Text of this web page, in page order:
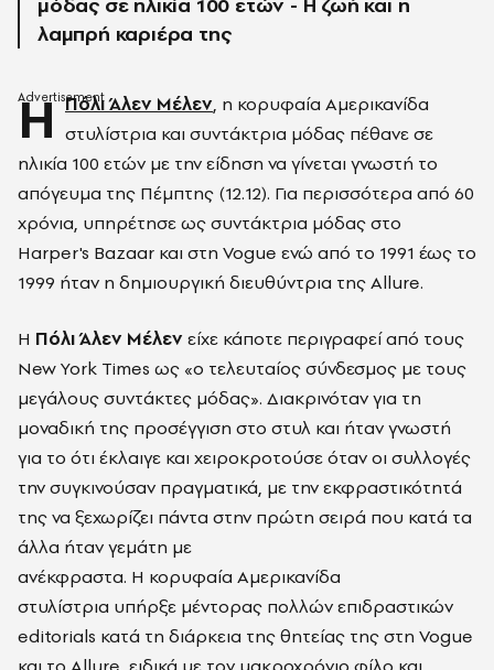
λαμπρή καριέρα της
Η Πόλι Άλεν Μέλεν, η κορυφαία Αμερικανίδα
στυλίστρια και συντάκτρια μόδας πέθανε σε
ηλικία 100 ετών με την είδηση να γίνεται γνωστή το
απόγευμα της Πέμπτης (12.12). Για περισσότερα από 60
χρόνια, υπηρέτησε ως συντάκτρια μόδας στο
Harper's Bazaar και στη Vogue ενώ από το 1991 έως το
1999 ήταν η δημιουργική διευθύντρια της Allure.
Η Πόλι Άλεν Μέλεν είχε κάποτε περιγραφεί από τους
New York Times ως «ο τελευταίος σύνδεσμος με τους
μεγάλους συντάκτες μόδας». Διακρινόταν για τη
μοναδική της προσέγγιση στο στυλ και ήταν γνωστή
για το ότι έκλαιγε και χειροκροτούσε όταν οι συλλογές
την συγκινούσαν πραγματικά, με την εκφραστικότητά
της να ξεχωρίζει πάντα στην πρώτη σειρά που κατά τα
άλλα ήταν γεμάτη με
ανέκφραστα. Η κορυφαία Αμερικανίδα
στυλίστρια υπήρξε μέντορας πολλών επιδραστικών
editorials κατά τη διάρκεια της θητείας της στη Vogue